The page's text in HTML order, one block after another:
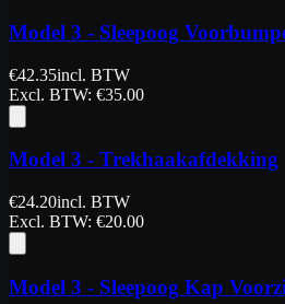
Model 3 - Sleepoog
€42.35incl. BTW
Excl. BTW: €35.00
Model 3 - Trekhaakafdekking
€24.20incl. BTW
Excl. BTW: €20.00
Model 3 - Sleepoog Kap